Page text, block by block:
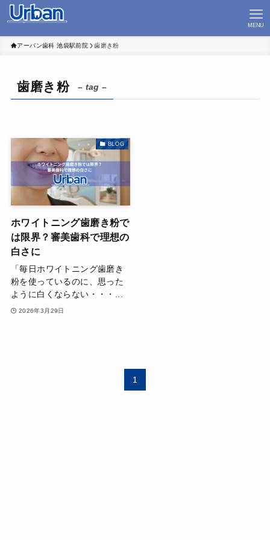
MENU
アーバン歯科 池袋駅前院 歯磨き粉
歯磨き粉 – tag –
BLOG
ホワイトニング歯磨き粉で
は限界？審美歯科で理想の
白さに
「毎日ホワイトニング歯磨き
粉を使っているのに、思った
ように白くならない・・・...
2026年3月29日
1